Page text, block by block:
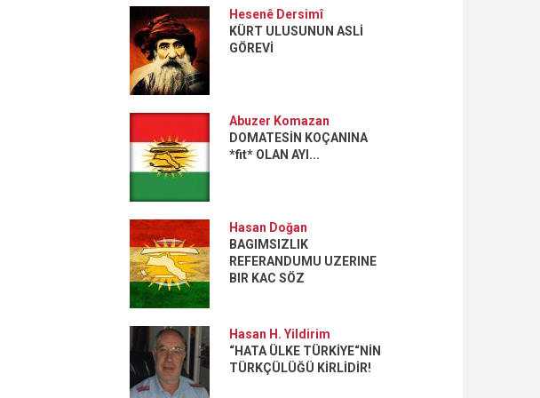
Hesenê Dersimî
KÜRT ULUSUNUN ASLİ
GÖREVİ
Abuzer Komazan
DOMATESİN KOÇANINA
*fit* OLAN AYI...
Hasan Doğan
BAGIMSIZLIK
REFERANDUMU UZERINE
BIR KAC SÖZ
Hasan H. Yildirim
“HATA ÜLKE TÜRKİYE“NİN
TÜRKÇÜLÜĞÜ KİRLİDİR!